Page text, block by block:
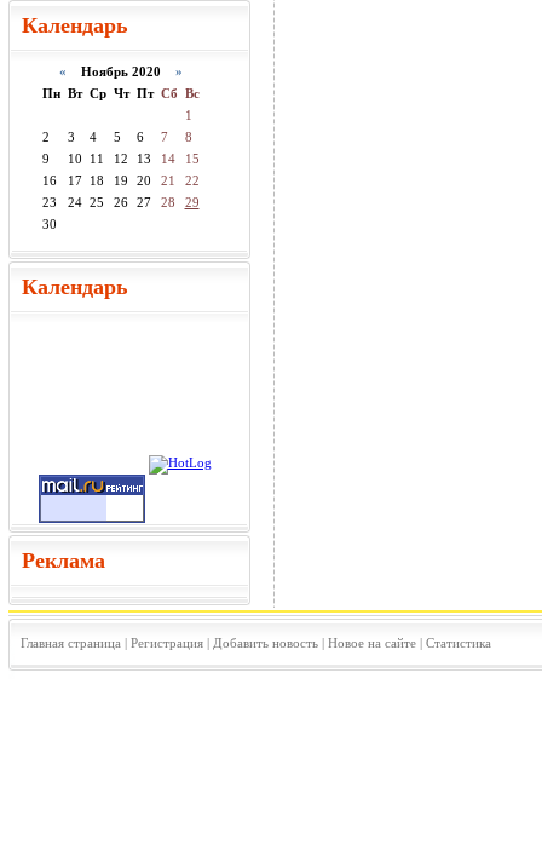
Календарь
« Ноябрь 2020 »
Пн Вт Ср Чт Пт Сб Вс
1
2
3 4 5 6 7
8
9
10 11 12 13 14
15
16
17 18 19 20 21
22
23
24 25 26 27 28
29
30
Календарь
Реклама
Главная страница | Регистрация| Добавить новость| Новое на сайте| Статистика